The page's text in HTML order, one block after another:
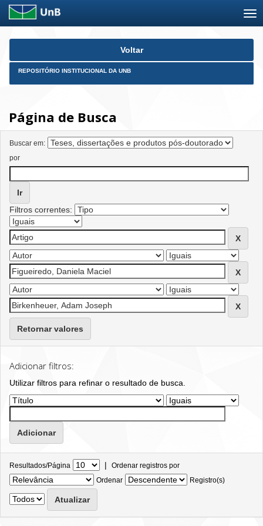
Skip
Voltar
REPOSITÓRIO INSTITUCIONAL DA UNB
Página de Busca
Buscar em:
por
Filtros correntes:
Retornar valores
Adicionar filtros:
Utilizar filtros para refinar o resultado de busca.
Resultados/Página | Ordenar registros por
Ordenar
Registro(s)